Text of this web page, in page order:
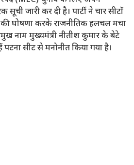
सूची जारी कर दी है। पार्टी ने चार सीटों
की घोषणा करके राजनीतिक हलचल मचा
नाम मुख्यमंत्री नीतीश कुमार के बेटे
सीट से मनोनीत किया गया है।